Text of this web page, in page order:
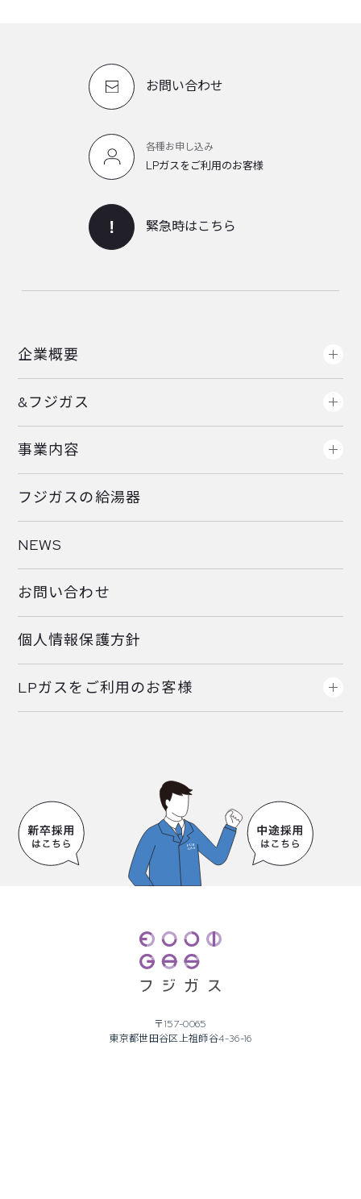
お問い合わせ
各種お申し込み
LPガスをご利用のお客様
緊急時はこちら
企業概要
&フジガス
事業内容
フジガスの給湯器
NEWS
お問い合わせ
個人情報保護方針
LPガスをご利用のお客様
〒157-0065
東京都世田谷区上祖師谷4-36-16